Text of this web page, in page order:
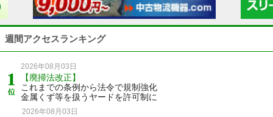
週間アクセスランキング
2026年08月03日
【廃掃法改正】
これまでの条例から法令で規制強化
金属くず等を扱うヤードを許可制に
2026年08月03日